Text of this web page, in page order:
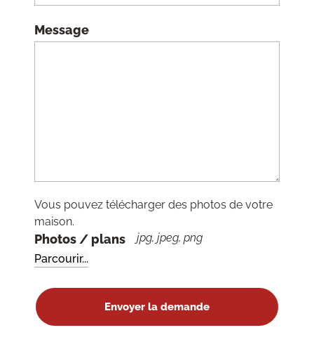
Message
Vous pouvez télécharger des photos de votre
maison.
Photos / plans jpg, jpeg, png